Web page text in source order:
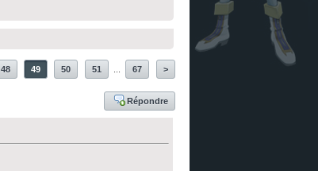
48 49 50 51 67 >
Répondre